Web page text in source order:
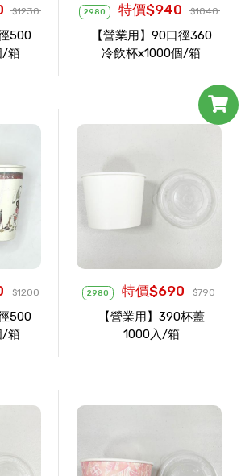
$1230
500
/箱
2980 特價$940 $1040
【營業用】90口徑360
冷飲杯x1000個/箱
$1200
500
/箱
2980 特價$690 $790
【營業用】390杯蓋
1000入/箱